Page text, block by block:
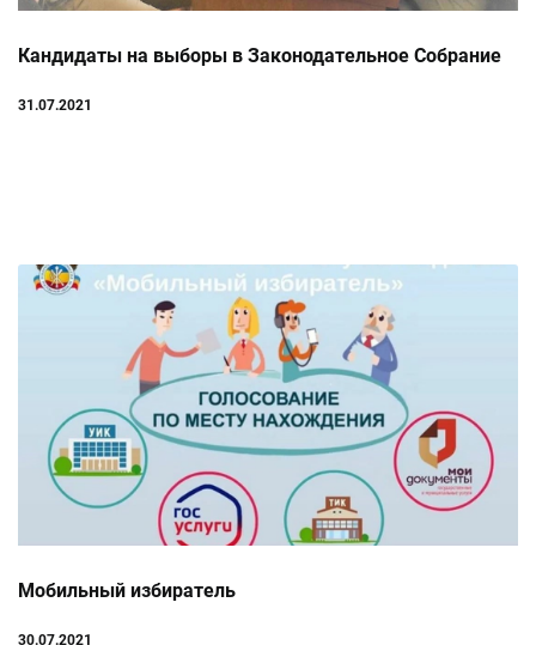
Кандидаты на выборы в Законодательное Собрание
31.07.2021
Мобильный избиратель
30.07.2021